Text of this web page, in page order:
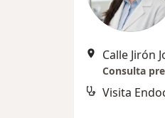
Calle Jirón
Consulta
Visita